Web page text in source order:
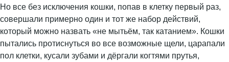
Но все без исключения кошки, попав в клетку первый раз,
совершали примерно один и тот же набор действий,
который можно назвать «не мытьём, так катанием». Кошки
пытались протиснуться во все возможные щели, царапали
пол клетки, кусали зубами и дёргали когтями прутья,